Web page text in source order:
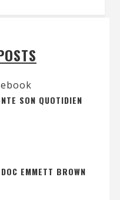
SON QUOTIDIEN
EMMETT BROWN